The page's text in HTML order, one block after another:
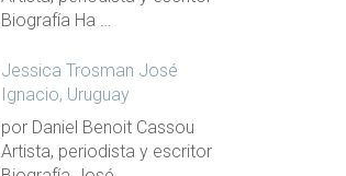
Biografía Ha …
Jessica Trosman José
Ignacio, Uruguay
por Daniel Benoit Cassou
Artista, periodista y escritor